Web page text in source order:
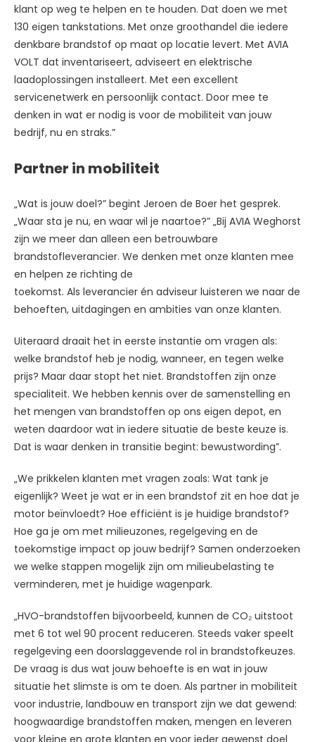
klant op weg te helpen en te houden. Dat doen we met
130 eigen tankstations. Met onze groothandel die iedere
denkbare brandstof op maat op locatie levert. Met AVIA
VOLT dat inventariseert, adviseert en elektrische
laadoplossingen installeert. Met een excellent
servicenetwerk en persoonlijk contact. Door mee te
denken in wat er nodig is voor de mobiliteit van jouw
bedrijf, nu en straks.”
Partner in mobiliteit
„Wat is jouw doel?” begint Jeroen de Boer het gesprek.
„Waar sta je nu, en waar wil je naartoe?” „Bij AVIA Weghorst
zijn we meer dan alleen een betrouwbare
brandstofleverancier. We denken met onze klanten mee
en helpen ze richting de
toekomst. Als leverancier én adviseur luisteren we naar de
behoeften, uitdagingen en ambities van onze klanten.
Uiteraard draait het in eerste instantie om vragen als:
welke brandstof heb je nodig, wanneer, en tegen welke
prijs? Maar daar stopt het niet. Brandstoffen zijn onze
specialiteit. We hebben kennis over de samenstelling en
het mengen van brandstoffen op ons eigen depot, en
weten daardoor wat in iedere situatie de beste keuze is.
Dat is waar denken in transitie begint: bewustwording”.
„We prikkelen klanten met vragen zoals: Wat tank je
eigenlijk? Weet je wat er in een brandstof zit en hoe dat je
motor beïnvloedt? Hoe efficiënt is je huidige brandstof?
Hoe ga je om met milieuzones, regelgeving en de
toekomstige impact op jouw bedrijf? Samen onderzoeken
we welke stappen mogelijk zijn om milieubelasting te
verminderen, met je huidige wagenpark.
„HVO-brandstoffen bijvoorbeeld, kunnen de CO₂ uitstoot
met 6 tot wel 90 procent reduceren. Steeds vaker speelt
regelgeving een doorslaggevende rol in brandstofkeuzes.
De vraag is dus wat jouw behoefte is en wat in jouw
situatie het slimste is om te doen. Als partner in mobiliteit
voor industrie, landbouw en transport zijn we dat gewend:
hoogwaardige brandstoffen maken, mengen en leveren